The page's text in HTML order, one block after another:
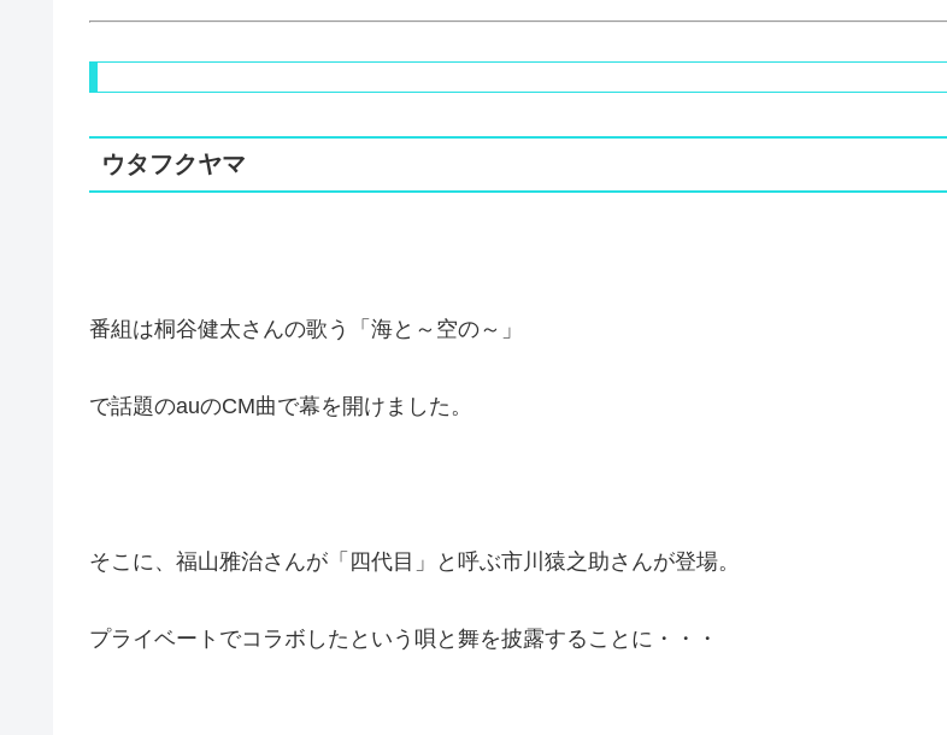
ウタフクヤマ
番組は桐谷健太さんの歌う「海と～空の～」
で話題のauのCM曲で幕を開けました。
そこに、福山雅治さんが「四代目」と呼ぶ市川猿之助さんが登場。
プライベートでコラボしたという唄と舞を披露することに・・・